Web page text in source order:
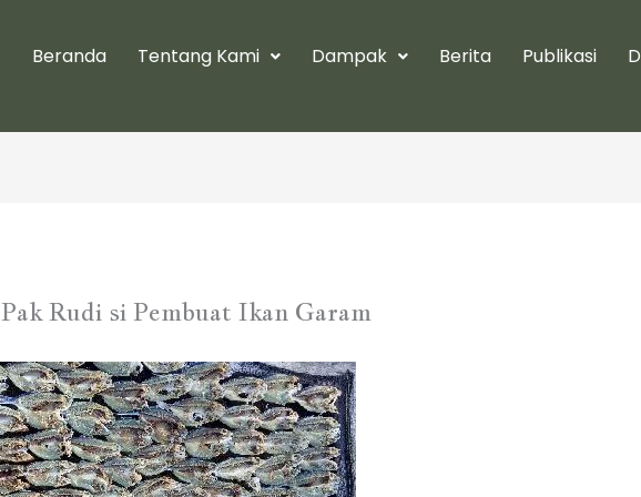
Beranda Tentang Kami Dampak Berita Publikasi
Pak Rudi si Pembuat Ikan Garam